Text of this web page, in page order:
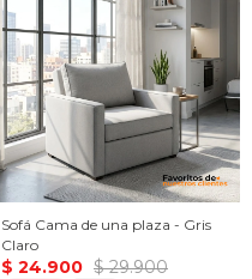
Sofá Cama de una plaza - Gris
Claro
$ 24.900 $ 29.900